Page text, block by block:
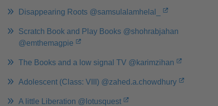
Disappearing Roots @samsulalamhelal_
Scratch Book and Play Books @shohrabjahan
@emthemagpie
The Books and a low signal TV @karimzihan
Adolescent (Class: VIII) @zahed.a.chowdhury
A little Liberation @lotusquest